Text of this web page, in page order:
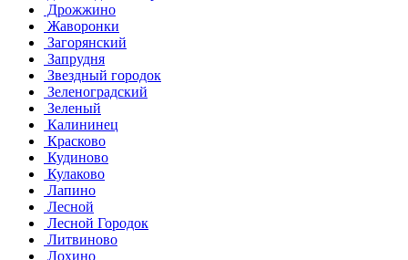
Дрожжино
Жаворонки
Загорянский
Запрудня
Звездный городок
Зеленоградский
Зеленый
Калининец
Красково
Кудиново
Кулаково
Лапино
Лесной
Лесной Городок
Литвиново
Лохино